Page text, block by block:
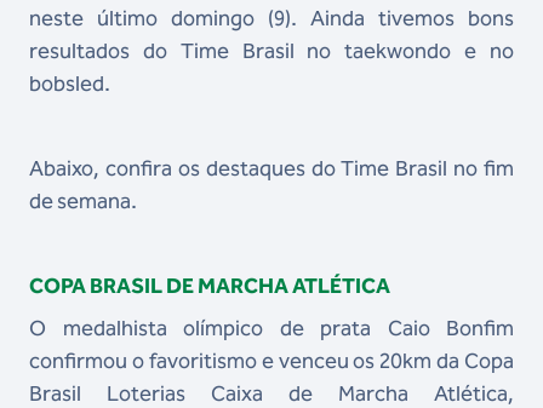
neste último domingo (9). Ainda tivemos bons
resultados do Time Brasil no taekwondo e no
bobsled.
Abaixo, confira os destaques do Time Brasil no fim
de semana.
COPA BRASIL DE MARCHA ATLÉTICA
O medalhista olímpico de prata Caio Bonfim
confirmou o favoritismo e venceu os 20km da Copa
Brasil Loterias Caixa de Marcha Atlética,